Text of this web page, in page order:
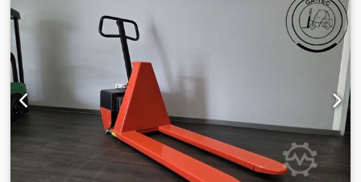
Vorkbreedte: 160 mm Vorkdikte: 58 mm Masttype: Geen
Technische staat: Nieuw Batterij voltage: 48V Bouwjaar
batterij: 2025 Staat batterij: Nieuw CE-certificaat, Dsdpfx
Aqszh R Eqegowa